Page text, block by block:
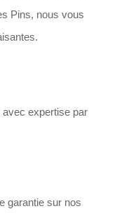
Pins, nous vous
expertise par
garantie sur nos